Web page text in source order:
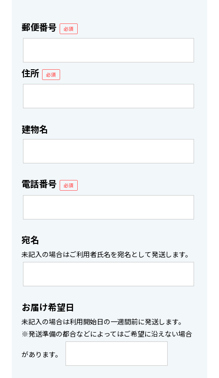
郵便番号 必須
住所 必須
建物名
電話番号 必須
宛名
未記入の場合はご利用者氏名を宛名として発送します。
お届け希望日
未記入の場合は利用開始日の一週間前に発送します。
※発送準備の都合などによってはご希望に沿えない場合
があります。